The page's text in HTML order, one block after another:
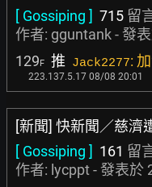
[ Gossiping ] 715 留
作者: gguntank- 發
129F 推 Jack2277:
223.137.5.17 08/08 20:01
[新聞] 快新聞／慈濟
[ Gossiping ] 161 留
作者: lycppt- 發表於